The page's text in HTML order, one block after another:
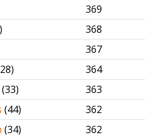
369
368
367
364
(33)
363
(44)
362
(34)
362